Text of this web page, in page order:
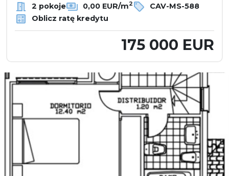
2 pokoje 0,00 EUR/m2
CAV-MS-588
Oblicz ratę kredytu
175 000 EUR